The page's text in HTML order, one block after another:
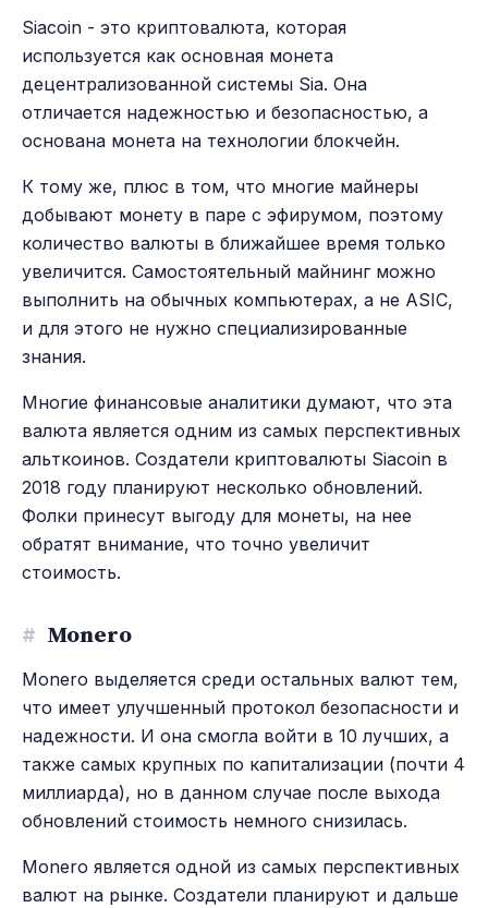
Siacoin - это криптовалюта, которая
используется как основная монета
децентрализованной системы Sia. Она
отличается надежностью и безопасностью, а
основана монета на технологии блокчейн.
К тому же, плюс в том, что многие майнеры
добывают монету в паре с эфирумом, поэтому
количество валюты в ближайшее время только
увеличится. Самостоятельный майнинг можно
выполнить на обычных компьютерах, а не ASIC,
и для этого не нужно специализированные
знания.
Многие финансовые аналитики думают, что эта
валюта является одним из самых перспективных
альткоинов. Создатели криптовалюты Siacoin в
2018 году планируют несколько обновлений.
Фолки принесут выгоду для монеты, на нее
обратят внимание, что точно увеличит
стоимость.
# Monero
Monero выделяется среди остальных валют тем,
что имеет улучшенный протокол безопасности и
надежности. И она смогла войти в 10 лучших, а
также самых крупных по капитализации (почти 4
миллиарда), но в данном случае после выхода
обновлений стоимость немного снизилась.
Monero является одной из самых перспективных
валют на рынке. Создатели планируют и дальше